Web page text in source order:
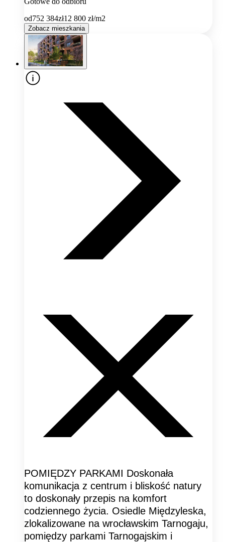
od752 384zł12 800 zł/m2
Zobacz mieszkania
POMIĘDZY PARKAMI Doskonała
komunikacja z centrum i bliskość natury
to doskonały przepis na komfort
codziennego życia. Osiedle Międzyleska,
zlokalizowane na wrocławskim Tarnogaju,
pomiędzy parkami Tarnogajskim i